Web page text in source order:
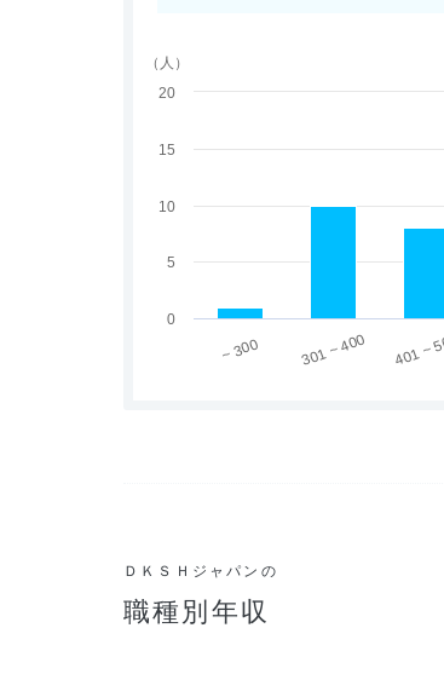
（人）
~ 300 301 ~ 400 401 ~
0
5
10
15
20
ＤＫＳＨジャパンの
職種別年収